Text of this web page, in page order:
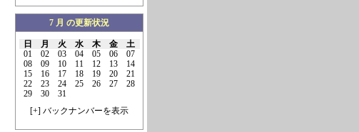
7 月 の更新状況
日 月 火 水 木 金
土
01
02 03 04 05 06
07
08
09 10 11 12 13
14
15
16 17 18 19 20
21
22
23 24 25 26 27
28
29
30
31
[+] バックナンバーを表示